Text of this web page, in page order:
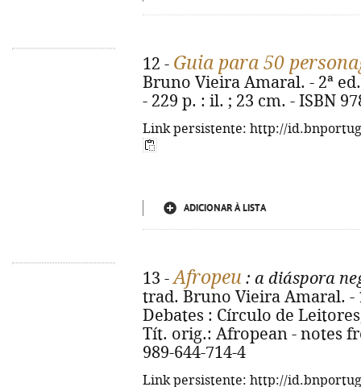
12 - Guia para 50
Bruno Vieira Amaral. - 2ª
- 229 p. : il. ; 23 cm. - ISBN
Link persistente: http://
ADICIONAR À LISTA
13 -Afropeu : a diáspora
trad. Bruno Vieira Amaral. -
Debates : Círculo de
Tít. orig.: Afropean - notes
989-644-714-4
Link persistente: http://